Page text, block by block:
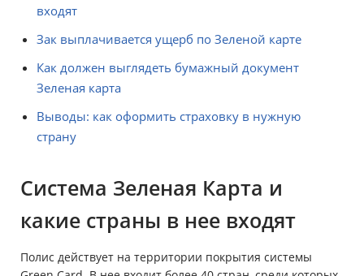
входят
Зак выплачивается ущерб по Зеленой карте
Как должен выглядеть бумажный документ
Зеленая карта
Выводы: как оформить страховку в нужную
страну
Система Зеленая Карта и
какие страны в нее входят
Полис действует на территории покрытия системы